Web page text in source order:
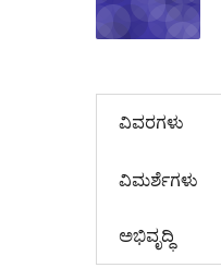
ವಿವರಗಳು
‍ವಿಮರ್ಶೆಗಳು‍
ಅಭಿವೃದ್ಧಿ